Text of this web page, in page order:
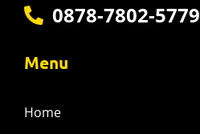
0878-7802-5779
Menu
Home